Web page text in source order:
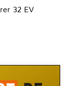
32 EV